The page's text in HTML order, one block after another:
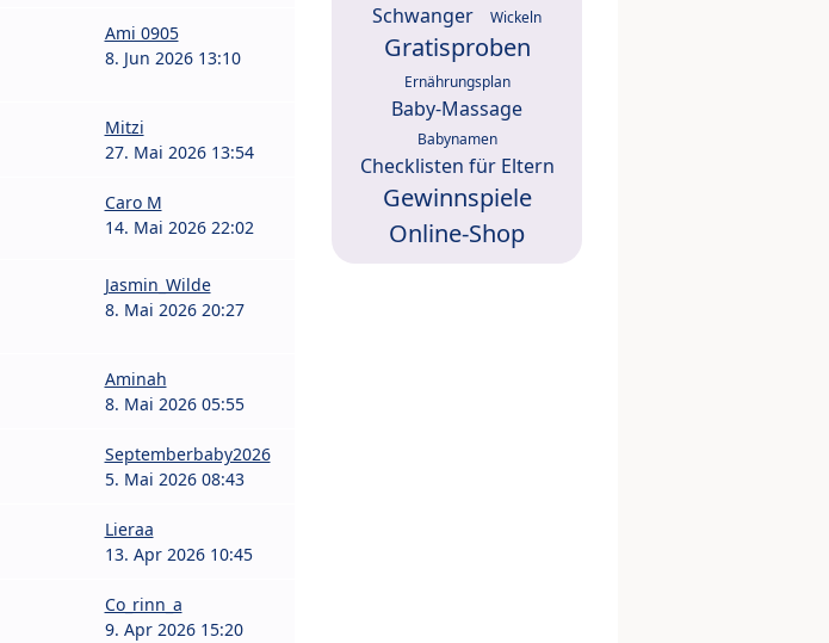
Ami 0905
8. Jun 2026 13:10
Mitzi
27. Mai 2026 13:54
Caro M
14. Mai 2026 22:02
Jasmin_Wilde
8. Mai 2026 20:27
Aminah
8. Mai 2026 05:55
Septemberbaby2026
5. Mai 2026 08:43
Lieraa
13. Apr 2026 10:45
Co_rinn_a
9. Apr 2026 15:20
Schwanger Wickeln
Gratisproben
Ernährungsplan
Baby-Massage
Babynamen
Checklisten für Eltern
Gewinnspiele
Online-Shop